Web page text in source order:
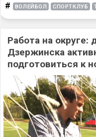
# ВОЛЕЙБОЛ СПОРТКЛУБ
Работа на
Дзержинска
подготовиться к